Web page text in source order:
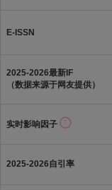
E-ISSN
2025-2026最新IF
（数据来源于网友提供）
实时影响因子
2025-2026自引率